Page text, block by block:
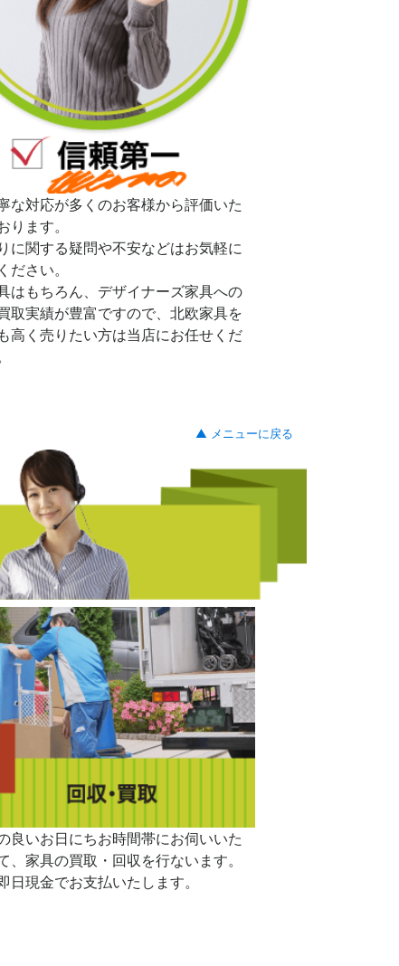
な対応が多くのお客様から評価いた
ります。
に関する疑問や不安などはお気軽に
ださい。
はもちろん、デザイナーズ家具への
取実績が豊富ですので、北欧家具を
高く売りたい方は当店にお任せくだ
▲ メニューに戻る
良いお日にちお時間帯にお伺いいた
、家具の買取・回収を行ないます。
日現金でお支払いたします。